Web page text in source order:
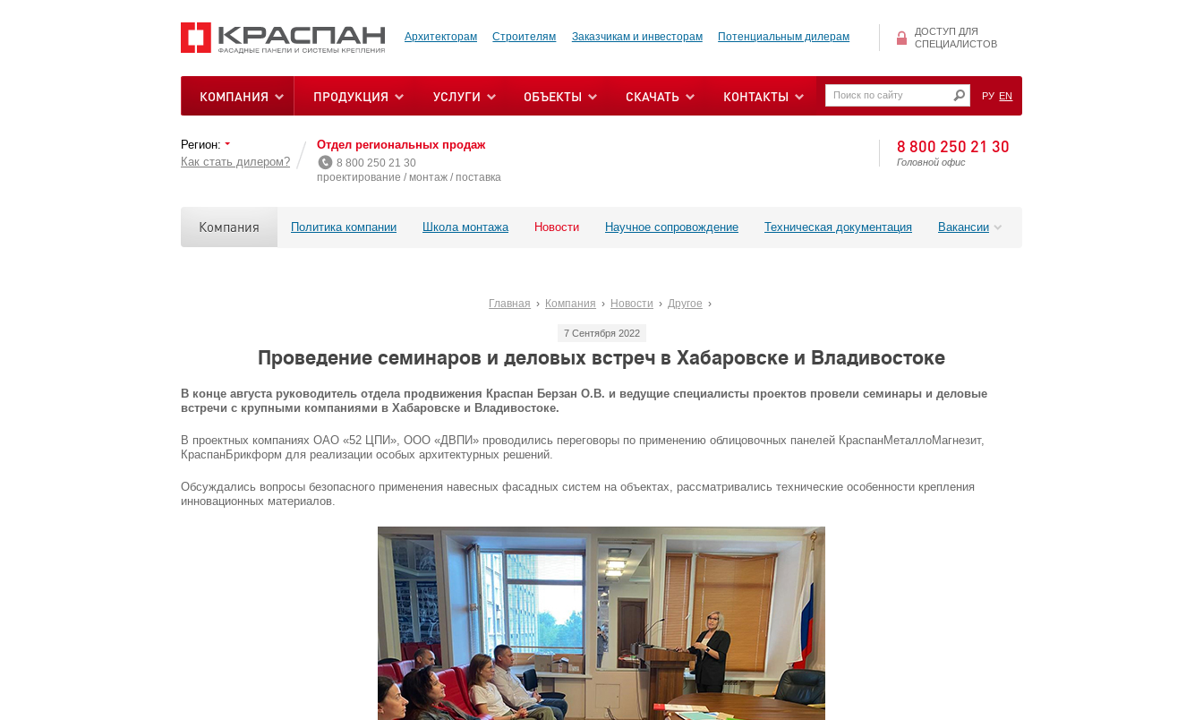
Архитекторам Строителям Заказчикам и инвесторам Потенциальным дилерам
ДОСТУП ДЛЯ
СПЕЦИАЛИСТОВ
КОМПАНИЯ ПРОДУКЦИЯ УСЛУГИ ОБЪЕКТЫ СКАЧАТЬ КОНТАКТЫ РУ EN
Регион:
Как стать дилером?
Отдел региональных продаж
8 800 250 21 30
проектирование / монтаж / поставка
8 800 250 21 30
Головной офис
Компания Политика компании Школа монтажа Новости Научное сопровождение Техническая документация Вакансии
Главная Компания Новости Другое
7 Сентября 2022
Проведение семинаров и деловых встреч в Хабаровске и Владивостоке
В конце августа руководитель отдела продвижения Краспан Берзан О.В. и ведущие специалисты проектов провели семинары и деловые
встречи с крупными компаниями в Хабаровске и Владивостоке.
В проектных компаниях ОАО «52 ЦПИ», ООО «ДВПИ» проводились переговоры по применению облицовочных панелей КраспанМеталлоМагнезит,
КраспанБрикформ для реализации особых архитектурных решений.
Обсуждались вопросы безопасного применения навесных фасадных систем на объектах, рассматривались технические особенности крепления
инновационных материалов.